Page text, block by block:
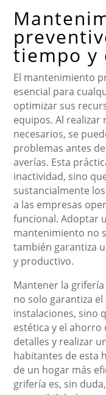
tiempo y
El mantenimiento
esencial para
optimizar sus
equipos. Al realizar
necesarios, se
problemas antes
averías. Esta
inactividad, sino
sustancialmente
a las empresas
funcional. Adoptar
mantenimiento no
también garantiza
y productivo.
Mantener la
no solo garantiza
instalaciones, sino
estética y el ahorro
detalles y realizar
habitantes de esta
de un hogar más
grifería es, sin